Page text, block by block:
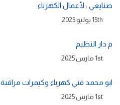
صنايعي : لأعمال الكهرباء
15th يوليو 2025
م دار النظيم
1st مارس 2025
ابو محمد فني كهرباء وكيمرات مراقبة
1st مارس 2025